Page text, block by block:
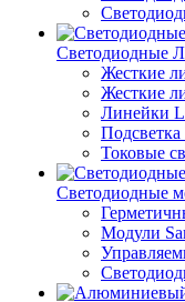
Светодиодные
Жесткие
Жесткие
Линейки
Токовые
Светодиодные
Модули